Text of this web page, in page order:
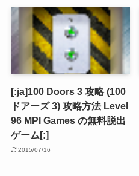
[:ja]100 Doors 3 攻略 (100
ドアーズ 3) 攻略方法 Level
96 MPI Games の無料脱出
ゲーム[:]
2015/07/16